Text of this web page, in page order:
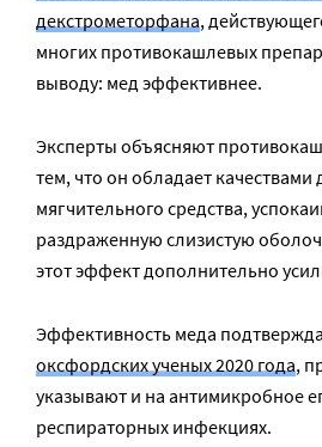
декстрометорфана,
многих противокашлевых
выводу: мед эффективнее.
Эксперты объясняют
тем, что он обладает качествами
мягчительного средства,
раздраженную слизистую
этот эффект дополнительно
Эффективность меда
оксфордских ученых 2020 года,
указывают и на антимикробное
респираторных инфекциях.